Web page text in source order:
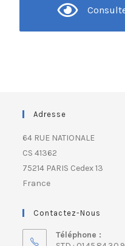
Adresse
64 RUE NATIONALE
CS 41362
75214 PARIS Cedex 13
France
Contactez-Nous
Téléphone :